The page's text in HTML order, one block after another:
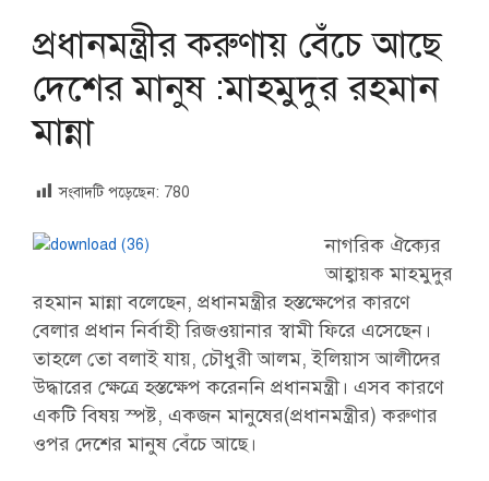
প্রধানমন্ত্রীর করুণায় বেঁচে আছে
দেশের মানুষ :মাহমুদুর রহমান
মান্না
সংবাদটি পড়েছেন: 780
নাগরিক ঐক্যের
আহ্বায়ক মাহমুদুর
রহমান মান্না বলেছেন, প্রধানমন্ত্রীর হস্তক্ষেপের কারণে
বেলার প্রধান নির্বাহী রিজওয়ানার স্বামী ফিরে এসেছেন।
তাহলে তো বলাই যায়, চৌধুরী আলম, ইলিয়াস আলীদের
উদ্ধারের ক্ষেত্রে হস্তক্ষেপ করেননি প্রধানমন্ত্রী। এসব কারণে
একটি বিষয় স্পষ্ট, একজন মানুষের(প্রধানমন্ত্রীর) করুণার
ওপর দেশের মানুষ বেঁচে আছে।